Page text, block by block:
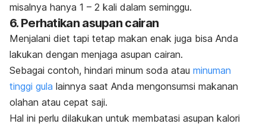
misalnya hanya 1 – 2 kali dalam seminggu.
6. Perhatikan asupan cairan
Menjalani diet tapi tetap makan enak juga bisa Anda
lakukan dengan menjaga asupan cairan.
Sebagai contoh, hindari minum soda atau minuman
tinggi gula lainnya saat Anda mengonsumsi makanan
olahan atau cepat saji.
Hal ini perlu dilakukan untuk membatasi asupan kalori